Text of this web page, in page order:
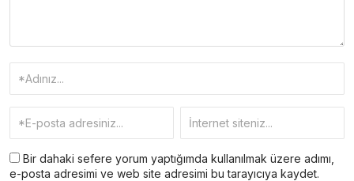
Bir dahaki sefere yorum yaptığımda kullanılmak üzere adımı,
e-posta adresimi ve web site adresimi bu tarayıcıya kaydet.